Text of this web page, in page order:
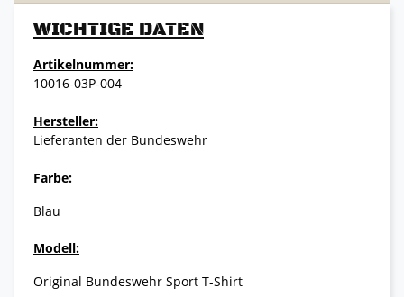
WICHTIGE DATEN
Artikelnummer:
10016-03P-004
Hersteller:
Lieferanten der Bundeswehr
Farbe:
Blau
Modell:
Original Bundeswehr Sport T-Shirt